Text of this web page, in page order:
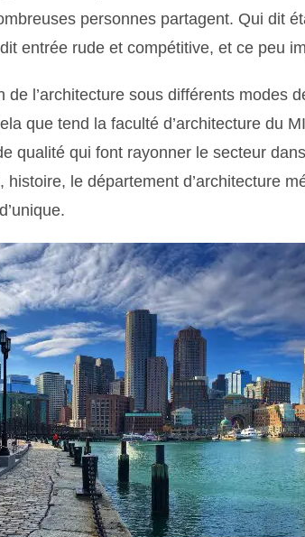
personnes partagent. Qui dit
entrée rude et compétitive, et ce peu
de l’architecture sous différents modes
que tend la faculté d’architecture du
qualité qui font rayonner le secteur
histoire, le département d’architecture